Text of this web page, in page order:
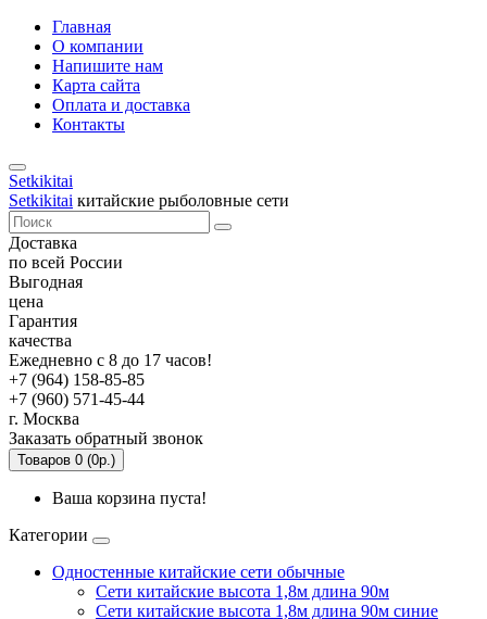
Главная
О компании
Напишите нам
Карта сайта
Оплата и доставка
Контакты
Setkikitai
Setkikitai китайские рыболовные сети
Доставка
по всей России
Выгодная
цена
Гарантия
качества
Ежедневно с 8 до 17 часов!
+7 (964) 158-85-85
+7 (960) 571-45-44
г. Москва
Заказать обратный звонок
Товаров 0 (0р.)
Ваша корзина пуста!
Категории
Одностенные китайские сети обычные
Сети китайские высота 1,8м длина 90м
Сети китайские высота 1,8м длина 90м синие